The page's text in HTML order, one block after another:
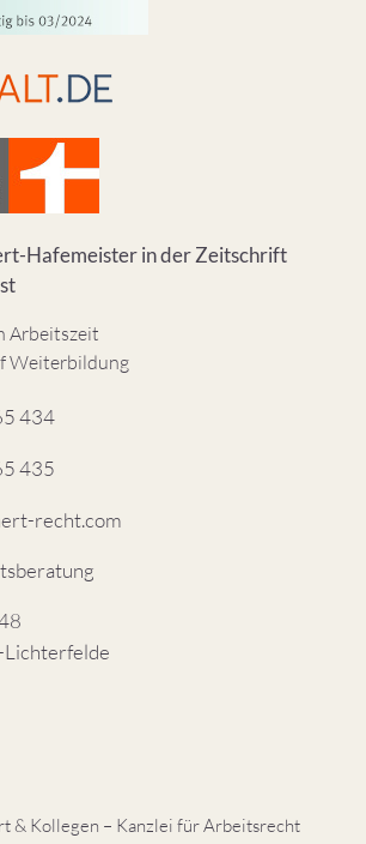
Hafemeister in der Zeitschrift
Arbeitszeit
Weiterbildung
434
435
recht.com
& Kollegen – Kanzlei für Arbeitsrecht